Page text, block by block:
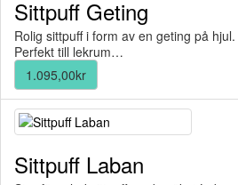
Sittpuff Geting
Rolig sittpuff i form av en geting på
Perfekt till lekrum…
1.095,00kr
Sittpuff Laban